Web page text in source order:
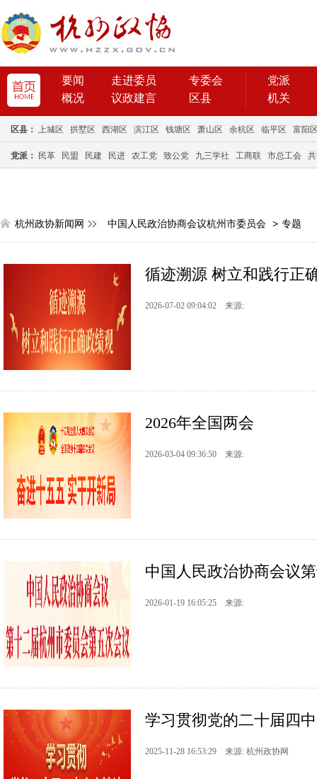
要闻 走进委员
专委会
概况
议政建言 区县
党派
机关
区县： 上城区 拱墅区 西湖区 滨江区 钱塘区 萧山区 余杭区 临平区 富阳
党派： 民革 民盟 民建 民进 农工党 致公党 九三学社 工商联 市总工会
杭州政协新闻网 中国人民政治协商会议杭州市委员会 > 专题
循迹溯源 树立和践行正
2026-07-02 09:04:02 来源:
2026年全国两会
2026-03-04 09:36:50 来源:
中国人民政治协商会议
2026-01-19 16:05:25 来源:
学习贯彻党的二十届四
2025-11-28 16:53:29 来源: 杭州政协网